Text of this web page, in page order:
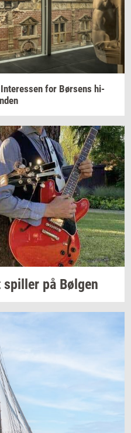
In­ter­es­sen for Bør­sens hi­
spil­ler på Bøl­gen